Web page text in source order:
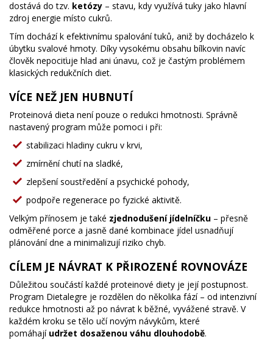
dostává do tzv. ketózy – stavu, kdy využívá tuky jako hlavní
zdroj energie místo cukrů.
Tím dochází k efektivnímu spalování tuků, aniž by docházelo k
úbytku svalové hmoty. Díky vysokému obsahu bílkovin navíc
člověk nepociťuje hlad ani únavu, což je častým problémem
klasických redukčních diet.
VÍCE NEŽ JEN HUBNUTÍ
Proteinová dieta není pouze o redukci hmotnosti. Správně
nastavený program může pomoci i při:
stabilizaci hladiny cukru v krvi,
zmírnění chutí na sladké,
zlepšení soustředění a psychické pohody,
podpoře regenerace po fyzické aktivitě.
Velkým přínosem je také zjednodušení jídelníčku – přesně
odměřené porce a jasně dané kombinace jídel usnadňují
plánování dne a minimalizují riziko chyb.
CÍLEM JE NÁVRAT K PŘIROZENÉ ROVNOVÁZE
Důležitou součástí každé proteinové diety je její postupnost.
Program Dietalegre je rozdělen do několika fází – od intenzivní
redukce hmotnosti až po návrat k běžné, vyvážené stravě. V
každém kroku se tělo učí novým návykům, které
pomáhají udržet dosaženou váhu dlouhodobě.